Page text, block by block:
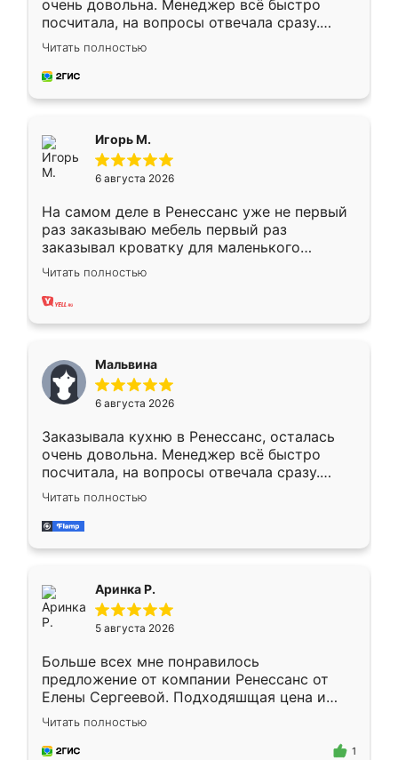
очень довольна. Менеджер всё быстро
посчитала, на вопросы отвечала сразу.
Замерщик приехал в субботу, подошёл к
делу со всей ответственностью. Собрали
за день, ребята работали аккуратно, даже
Читать полностью
Игорь М.
6 августа 2026
На самом деле в Ренессанс уже не первый
раз заказываю мебель первый раз
заказывал кроватку для маленького
ребёнка при его рождении ,во второй раз
заказал шкаф-купе. По качеству очень
хорошее сборка достаточно быстрая,
меньше, здесь же он более разнообразный.
Мне нравится ,если что-то потребуется из
мебели буду заказывать только здесь.
Читать полностью
Мальвина
6 августа 2026
Заказывала кухню в Ренессанс, осталась
очень довольна. Менеджер всё быстро
посчитала, на вопросы отвечала сразу.
Замерщик приехал в субботу, подошёл к
делу со всей ответственностью. Собрали
за день, ребята работали аккуратно, даже
Читать полностью
Аринка Р.
5 августа 2026
Больше всех мне понравилось
предложение от компании Ренессанс от
Елены Сергеевой. Подходяшщая цена и
короткие сроки изготовления. Приехавший
для замера сотрудник Владислав
предложил по моему эскизу самый
Читать полностью
1